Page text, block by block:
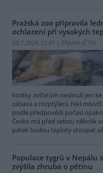
Pražská zoo připravila
ochlazení při vysokých
30.7.2026 12:41 | PRAHA (ČTK)
kostky zvířatům neslouží jen
zábava a rozptýlení, řekl
podle předpovědi počasí
Česko má před sebou několik
pátek budou teploty stoupat
Populace tygrů v Nepálu
zvýšila zhruba o pětinu